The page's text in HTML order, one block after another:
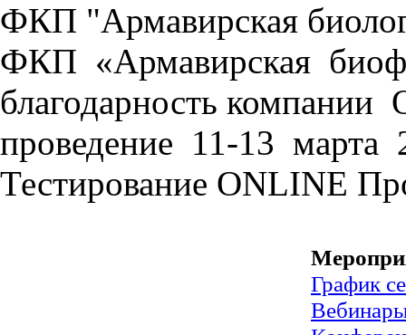
ФКП "Армавирская
ФКП «Армавирская
благодарность
проведение 11-13 марта
Тестирование ONLINE
График